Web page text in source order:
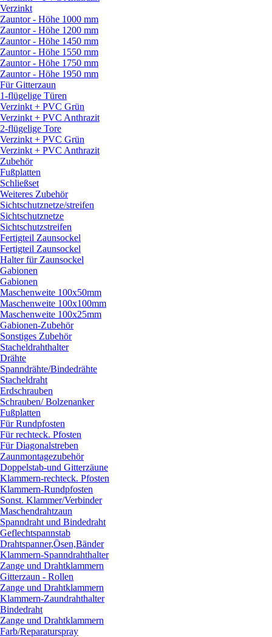
Verzinkt
Zauntor - Höhe 1000 mm
Zauntor - Höhe 1200 mm
Zauntor - Höhe 1450 mm
Zauntor - Höhe 1550 mm
Zauntor - Höhe 1750 mm
Zauntor - Höhe 1950 mm
Für Gitterzaun
1-flügelige Türen
Verzinkt + PVC Grün
Verzinkt + PVC Anthrazit
2-flügelige Tore
Verzinkt + PVC Grün
Verzinkt + PVC Anthrazit
Zubehör
Fußplatten
Schließset
Weiteres Zubehör
Sichtschutznetze/streifen
Sichtschutznetze
Sichtschutzstreifen
Fertigteil Zaunsockel
Fertigteil Zaunsockel
Halter für Zaunsockel
Gabionen
Gabionen
Maschenweite 100x50mm
Maschenweite 100x100mm
Maschenweite 100x25mm
Gabionen-Zubehör
Sonstiges Zubehör
Stacheldrahthalter
Drähte
Spanndrähte/Bindedrähte
Stacheldraht
Erdschrauben
Schrauben/Bolzenanker
Fußplatten
Für Rundpfosten
Für rechteck. Pfosten
Für Diagonalstreben
Zaunmontagezubehör
Doppelstab-und Gitterzäune
Klammern-rechteck. Pfosten
Klammern-Rundpfosten
Sonst. Klammer/Verbinder
Maschendrahtzaun
Spanndraht und Bindedraht
Geflechtspannstab
Drahtspanner,Ösen,Bänder
Klammern-Spanndrahthalter
Zange und Drahtklammern
Gitterzaun - Rollen
Zange und Drahtklammern
Klammern-Zaundrahthalter
Bindedraht
Zange und Drahtklammern
Farb/Reparaturspray